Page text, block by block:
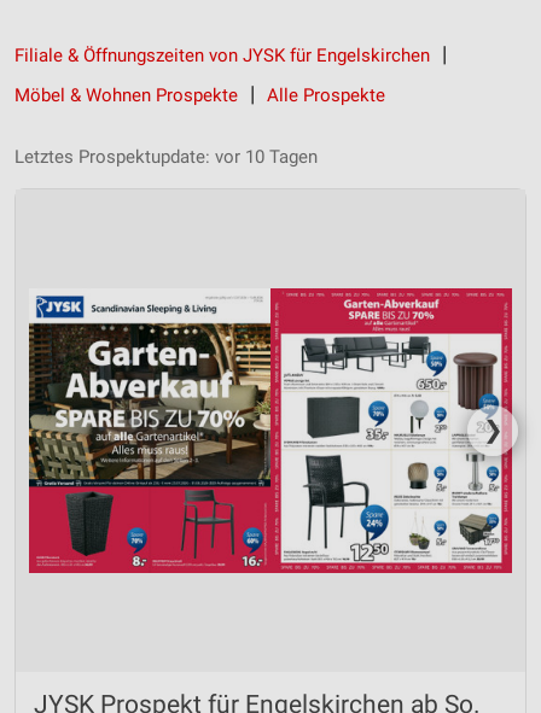
Filiale & Öffnungszeiten von JYSK für Engelskirchen
Möbel & Wohnen Prospekte
Alle Prospekte
Letztes Prospektupdate: vor 10 Tagen
❯
JYSK Prospekt für Engelskirchen ab So.